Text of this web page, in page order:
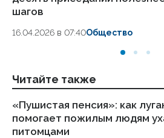
шагов
16.04.2026 в 07:40Общество
Читайте также
«Пушистая пенсия»: как
помогает пожилым людям
питомцами